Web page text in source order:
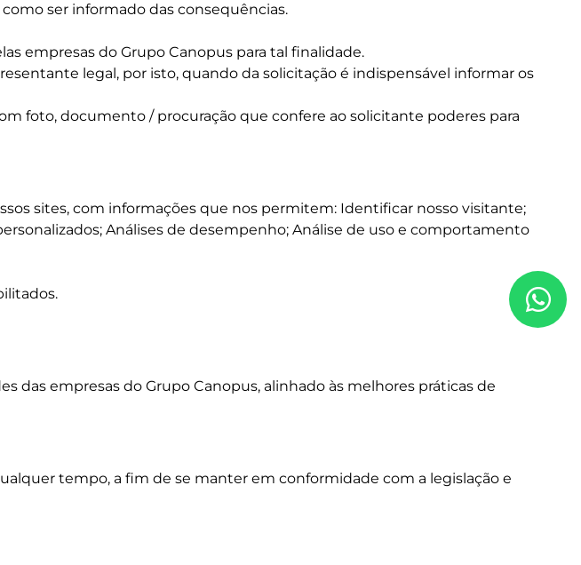
ser informado das consequências.
empresas do Grupo Canopus para tal finalidade.
legal, por isto, quando da solicitação é indispensável informar os
foto, documento / procuração que confere ao solicitante poderes para
sites, com informações que nos permitem: Identificar nosso visitante;
Análises de desempenho; Análise de uso e comportamento
das empresas do Grupo Canopus, alinhado às melhores práticas de
tempo, a fim de se manter em conformidade com a legislação e